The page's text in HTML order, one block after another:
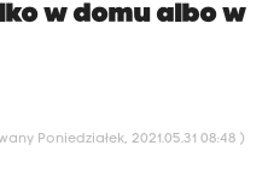
w domu albo w
Poniedziałek, 2021.05.31 08:48 )